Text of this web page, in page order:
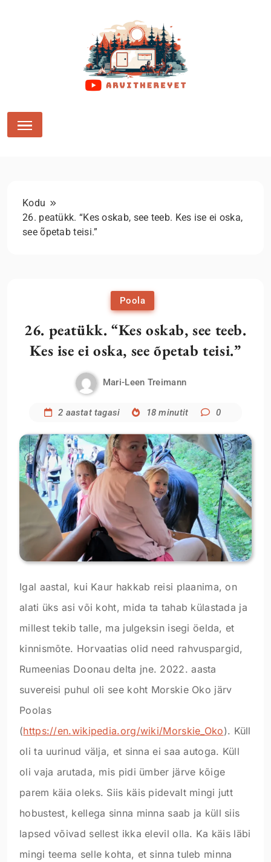
Arvithereyet
Kodu
26. peatükk. “Kes oskab, see teeb. Kes ise ei oska,
see õpetab teisi.”
Poola
26. peatükk. “Kes oskab, see teeb.
Kes ise ei oska, see õpetab teisi.”
Mari-Leen Treimann
2 aastat tagasi 18 minutit 0
Igal aastal, kui Kaur hakkab reisi plaanima, on
alati üks asi või koht, mida ta tahab külastada ja
millest tekib talle, ma julgeksin isegi öelda, et
kinnismõte. Horvaatias olid need rahvuspargid,
Rumeenias Doonau delta jne. 2022. aasta
suvereisi puhul oli see koht Morskie Oko järv
Poolas
(https://en.wikipedia.org/wiki/Morskie_Oko). Küll
oli ta uurinud välja, et sinna ei saa autoga. Küll
oli vaja arutada, mis pidi ümber järve kõige
parem käia oleks. Siis käis pidevalt mingi jutt
hobustest, kellega sinna minna saab ja küll siis
lapsed võivad sellest ikka elevil olla. Ka käis läbi
mingi teema selle kohta, et sinna tuleb minna